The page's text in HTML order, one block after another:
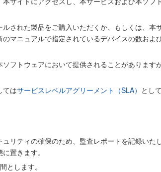
された製品をご購入いただくか、もしくは、
マニュアルで指定されているデバイスの数お
フトウェアにおいて提供されることがありま
てはサービスレベルアグリーメント（SLA） とし
リティの確保のため、監査レポートを記録い
置きます。
とします。